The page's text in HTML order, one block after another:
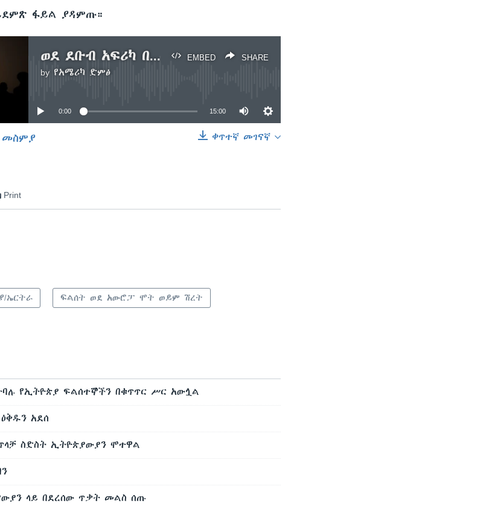
ፋይል ያዳምጡ።
EMBED SHARE
ወደ ደቡብ አፍሪካ በህገወጥ አዘዋዋሪዎች ከሚሄዱ 7 ኢትዮጵያዊያን አንዱ ለአቅም ያልደረሰ አዳጊ ነው/ናት
by የአሜሪካ ድምፅ
No media source currently available
0:00 15:00
ቀጥተኛ መገናኛ
መስምያ
Print
ኤርትራ ፍልሰት ወደ አውሮፓ ሞት ወይም ሽረት
የኢትዮጵያ ፍልሰተኞችን በቁጥጥር ሥር አውሏል
አደሰ
ስድስት ኢትዮጵያውያን ሞተዋል
ላይ በደረሰው ጥቃት መልስ ሰጡ